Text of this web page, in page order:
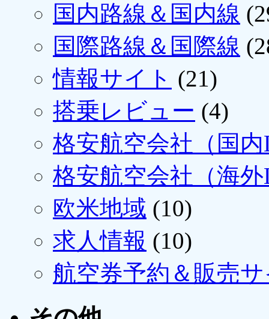
国内路線＆国内線
国際路線＆国際線
情報サイト (21)
搭乗レビュー (4)
格安航空会社（国
格安航空会社（海
欧米地域 (10)
求人情報 (10)
航空券予約＆販売